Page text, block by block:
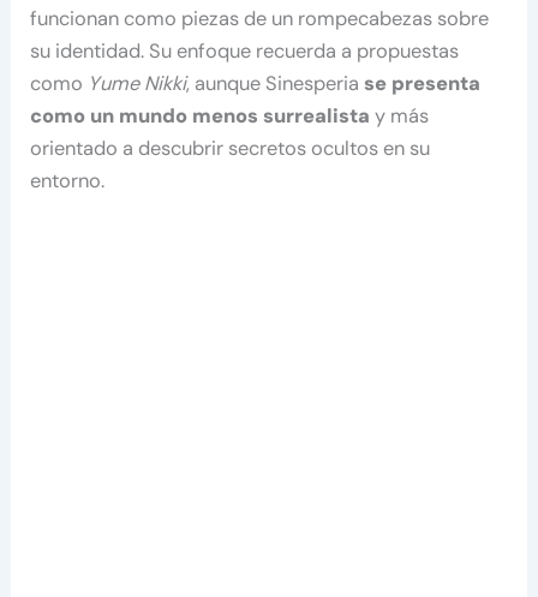
funcionan como piezas de un rompecabezas sobre
su identidad. Su enfoque recuerda a propuestas
como Yume Nikki, aunque Sinesperiase presenta
como un mundo menos surrealista y más
orientado a descubrir secretos ocultos en su
entorno.